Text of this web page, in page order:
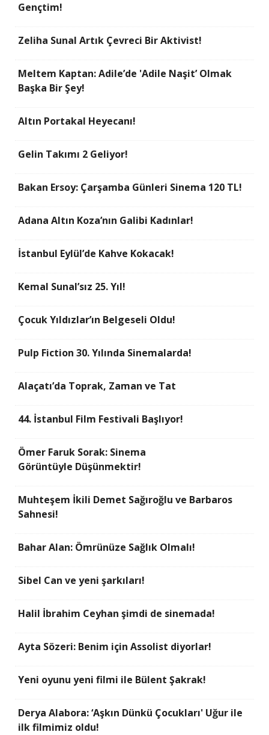
Gençtim!
Zeliha Sunal Artık Çevreci Bir Aktivist!
Meltem Kaptan: Adile’de 'Adile Naşit’ Olmak
Başka Bir Şey!
Altın Portakal Heyecanı!
Gelin Takımı 2 Geliyor!
Bakan Ersoy: Çarşamba Günleri Sinema 120 TL!
Adana Altın Koza’nın Galibi Kadınlar!
İstanbul Eylül’de Kahve Kokacak!
Kemal Sunal’sız 25. Yıl!
Çocuk Yıldızlar’ın Belgeseli Oldu!
Pulp Fiction 30. Yılında Sinemalarda!
Alaçatı’da Toprak, Zaman ve Tat
44. İstanbul Film Festivali Başlıyor!
Ömer Faruk Sorak: Sinema
Görüntüyle Düşünmektir!
Muhteşem İkili Demet Sağıroğlu ve Barbaros
Sahnesi!
Bahar Alan: Ömrünüze Sağlık Olmalı!
Sibel Can ve yeni şarkıları!
Halil İbrahim Ceyhan şimdi de sinemada!
Ayta Sözeri: Benim için Assolist diyorlar!
Yeni oyunu yeni filmi ile Bülent Şakrak!
Derya Alabora: ‘Aşkın Dünkü Çocukları' Uğur ile
ilk filmimiz oldu!